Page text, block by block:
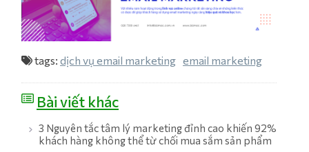
tags: dịch vụ email marketing email marketing
Bài viết khác
3 Nguyên tắc tâm lý marketing đỉnh cao khiến 92%
khách hàng không thể từ chối mua sắm sản phẩm